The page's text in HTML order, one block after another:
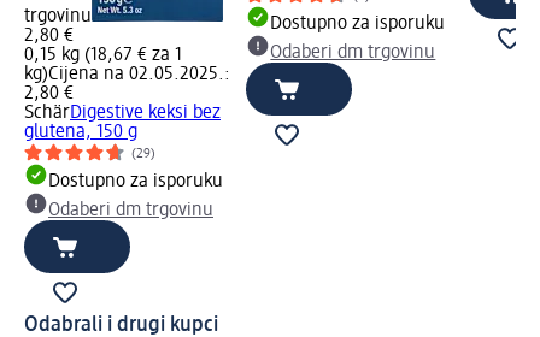
trgovinu
2,80 €
0,15 kg (18,67 € za 1
kg)Cijena na 02.05.2025.:
2,80 €
SchärDigestive keksi bez
glutena, 150 g
(29)
Dostupno za isporuku
Odaberi dm trgovinu
Dostupno za isporuku
Odaberi dm trgovinu
Odabrali i drugi kupci